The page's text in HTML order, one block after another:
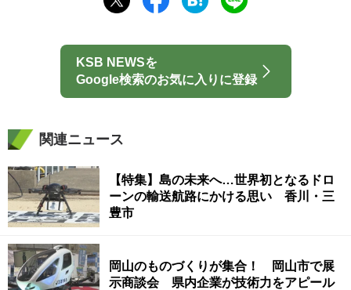
KSB NEWSを
Google検索のお気に入りに登録
関連ニュース
【特集】島の未来へ…世界初となるドロ
ーンの輸送航路にかける思い 香川・三
豊市
岡山のものづくりが集合！ 岡山市で展
示商談会 県内企業が技術力をアピール